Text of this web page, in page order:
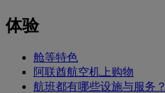
体验
舱等特色
阿联酋航空机上购物
航班都有哪些设施与服务？